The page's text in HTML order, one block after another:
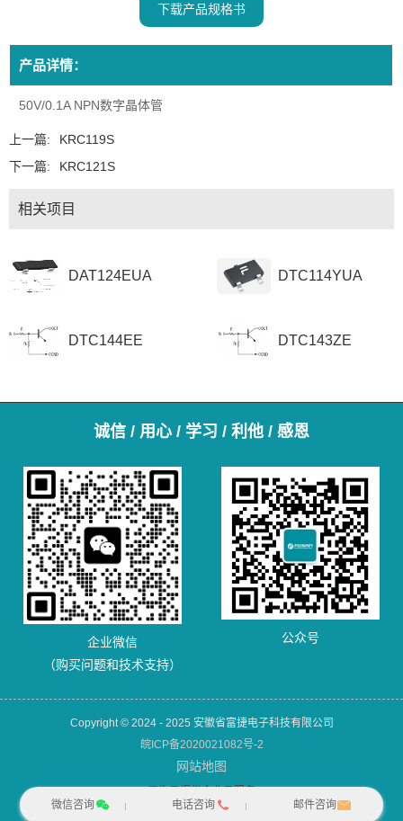
下载产品规格书
产品详情：
50V/0.1A NPN数字晶体管
上一篇:
KRC119S
下一篇:
KRC121S
相关项目
DAT124EUA DTC114YUA
DTC144EE DTC143ZE
诚信 / 用心 / 学习 / 利他 / 感恩
企业微信
（购买问题和技术支持）
公众号
Copyright © 2024 - 2025 安徽省富捷电子科技有限公司
皖ICP备2020021082号-2
网站地图
微信咨询
电话咨询 邮件咨询